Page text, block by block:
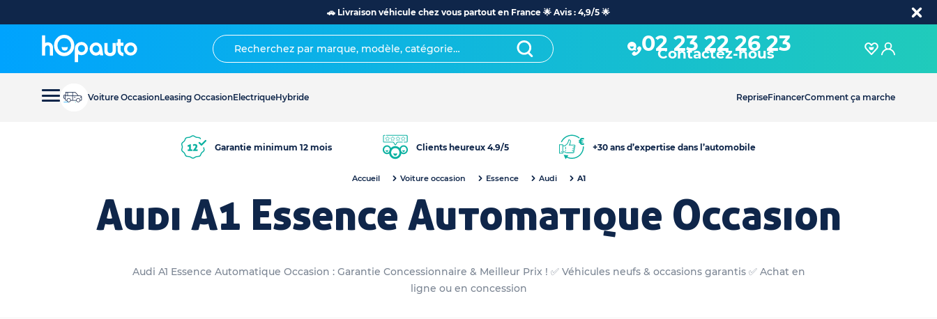
🚗 Livraison véhicule chez vous partout en France 🌟 Avis : 4,9/5 🌟
02 23 22 26 23
Contactez-nous
Voiture OccasionLeasing OccasionElectriqueHybride RepriseFinancerComment ça marche
Garantie minimum 12 mois Clients heureux 4.9/5 +30 ans d’expertise dans l’automobile
Accueil Voiture occasion Essence Audi A1
Audi A1 Essence Automatique Occasion
Audi A1 Essence Automatique Occasion : Garantie Concessionnaire & Meilleur Prix ! ✅ Véhicules neufs & occasions garantis ✅ Achat en
ligne ou en concession